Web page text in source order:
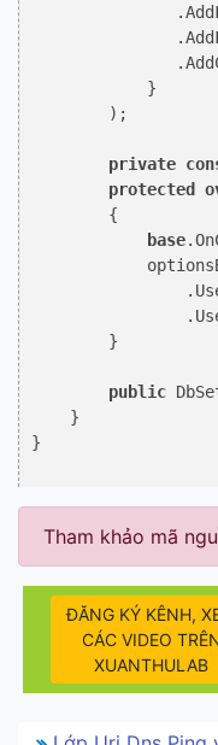
            }
        );
private
protected
        {
base
        }
public
    }
}
Tham khảo mã
ĐĂNG KÝ KÊNH,
CÁC VIDEO
XUANTHULAB